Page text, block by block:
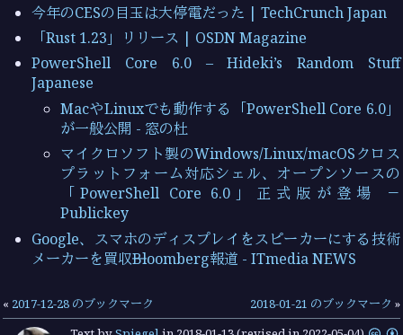
今年のCESの目玉は大停電だった | TechCrunch Japan
「Rust 1.23」リリース | OSDN Magazine
PowerShell Core 6.0 – Hideki’s Random Stuff
Japanese
MacやLinuxでも動作する「PowerShell Core 6.0」
が一般公開 - 窓の杜
マイクロソフト製のWindows/Linux/macOSクロス
プラットフォーム対応シェル、オープンソースの
「PowerShell Core 6.0」正式版が登場 －
Publickey
Google、スマホのディスプレイをスピーカーにする技術
メーカーを買収──Bloomberg報道 - ITmedia NEWS
« 2017-12-28 のブックマーク 2018-01-21 のブックマーク »